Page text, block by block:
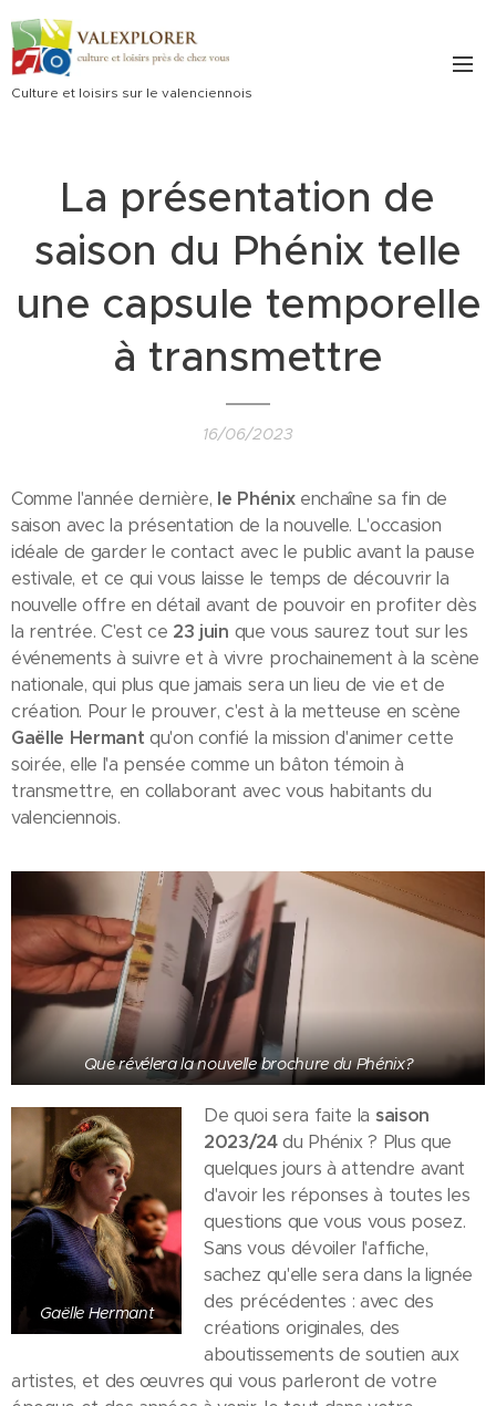
Culture et loisirs sur le valenciennois
La présentation de
saison du Phénix telle
une capsule temporelle
à transmettre
16/06/2023
Comme l'année dernière, le Phénix enchaîne sa fin de
saison avec la présentation de la nouvelle. L'occasion
idéale de garder le contact avec le public avant la pause
estivale, et ce qui vous laisse le temps de découvrir la
nouvelle offre en détail avant de pouvoir en profiter dès
la rentrée. C'est ce 23 juin que vous saurez tout sur les
événements à suivre et à vivre prochainement à la scène
nationale, qui plus que jamais sera un lieu de vie et de
création. Pour le prouver, c'est à la metteuse en scène
Gaëlle Hermant qu'on confié la mission d'animer cette
soirée, elle l'a pensée comme un bâton témoin à
transmettre, en collaborant avec vous habitants du
valenciennois.
Que révélera la nouvelle brochure du Phénix?
Gaëlle Hermant
De quoi sera faite la saison
2023/24du Phénix ? Plus que
quelques jours à attendre avant
d'avoir les réponses à toutes les
questions que vous vous posez.
Sans vous dévoiler l'affiche,
sachez qu'elle sera dans la lignée
des précédentes : avec des
créations originales, des
aboutissements de soutien aux
artistes, et des œuvres qui vous parleront de votre